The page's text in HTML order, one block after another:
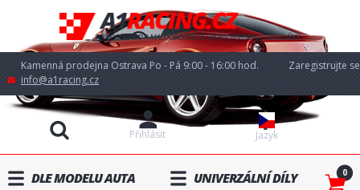
Kamenná prodejna Ostrava Po - Pá 9:00 - 16:00 hod.
info@a1racing.cz
Jazyk
Přihlásit
Zaregistrujte se
DLE MODELU AUTA UNIVERZÁLNÍ DÍLY 0